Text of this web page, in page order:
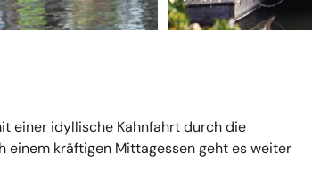
einer idyllische Kahnfahrt durch die
einem kräftigen Mittagessen geht es weiter